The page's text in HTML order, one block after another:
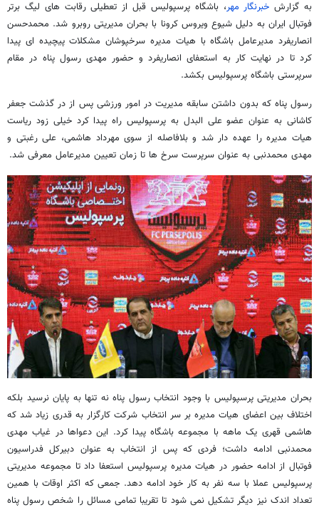
به گزارش خبرنگار مهر، باشگاه پرسپولیس قبل از تعطیلی رقابت های لیگ برتر
فوتبال ایران به دلیل شیوع ویروس کرونا با بحران مدیریتی روبرو شد. محمدحسن
انصاریفرد مدیرعامل باشگاه با هیات مدیره سرخپوشان مشکلات پیچیده ای پیدا
کرد تا در نهایت کار به استعفای انصاریفرد و حضور مهدی رسول پناه در مقام
سرپرستی باشگاه پرسپولیس بکشد.
رسول پناه که بدون داشتن سابقه مدیریت در امور ورزشی پس از در گذشت جعفر
کاشانی به عنوان عضو علی البدل به پرسپولیس راه پیدا کرد خیلی زود ریاست
هیات مدیره را عهده دار شد و بلافاصله از سوی مهرداد هاشمی، علی رغبتی و
مهدی محمدنبی به عنوان سرپرست سرخ ها تا زمان تعیین مدیرعامل معرفی شد.
بحران مدیریتی پرسپولیس با وجود انتخاب رسول پناه نه تنها به پایان نرسید بلکه
اختلاف بین اعضای هیات مدیره بر سر انتخاب شرکت کارگزار به قدری زیاد شد که
هاشمی قهری یک ماهه با مجموعه باشگاه پیدا کرد. این دعواها در غیاب مهدی
محمدنبی ادامه داشت؛ فردی که پس از انتخاب به عنوان دبیرکل فدراسیون
فوتبال از ادامه حضور در هیات مدیره پرسپولیس استعفا داد تا مجموعه مدیریتی
پرسپولیس عملا با سه نفر به کار خود ادامه دهد. جمعی که اکثر اوقات با همین
تعداد اندک نیز دیگر تشکیل نمی شود تا تقریبا تمامی مسائل را شخص رسول پناه